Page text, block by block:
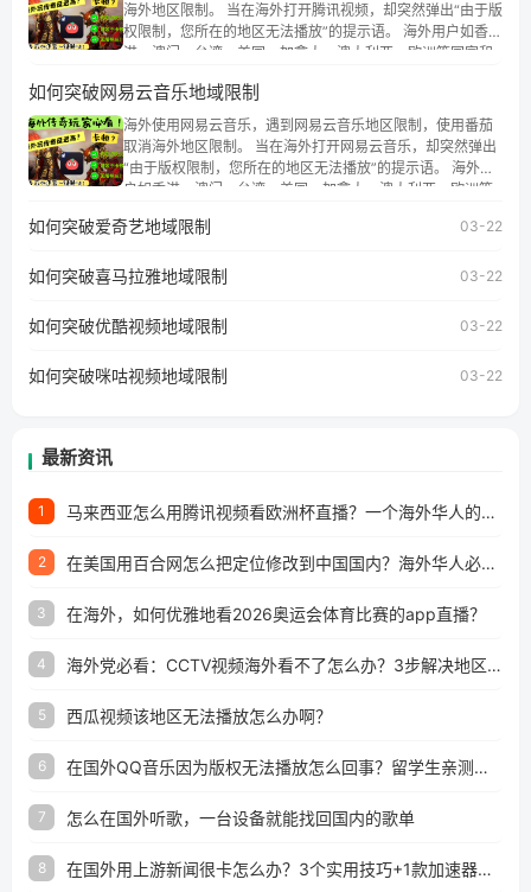
海外地区限制。 当在海外打开腾讯视频，却突然弹出“由于版
权限制，您所在的地区无法播放”的提示语。 海外用户如香
港、澳门、台湾、美国、加拿大、澳大利亚、欧洲等国家和
权限制问题，且仅能在中国大陆地区播放。 遇到这个问题的
朋友们，使用番茄回国加速器，即可解决「海外用户收听腾
讯视频地区版权限制」的问题，无论人在香港、澳门、台
湾、美国、加拿大、澳大利亚、欧洲等国家和地区工作、留
学、定居等，都可以使用，不再因地区和版权限制所困扰。
如何突破网易云音乐地域限制
海外使用网易云音乐，遇到网易云音乐地区限制，使用番茄
取消海外地区限制。 当在海外打开网易云音乐，却突然弹出
“由于版权限制，您所在的地区无法播放”的提示语。 海外用
户如香港、澳门、台湾、美国、加拿大、澳大利亚、欧洲等
地区及版权限制问题，且仅能在中国大陆地区播放。 遇到这
户收听网易云音乐地区版权限制」的问题，无论人在香港、
工作、留学、定居等，都可以使用，不再因地区和版权限制
所困扰。
如何突破爱奇艺地域限制 03-22
如何突破喜马拉雅地域限制 03-22
如何突破优酷视频地域限制 03-22
如何突破咪咕视频地域限制 03-22
最新资讯
1 马来西亚怎么用腾讯视频看欧洲杯直播？一个海外华人的真实困扰与破解
2 在美国用百合网怎么把定位修改到中国国内？海外华人必备的回国加速指南
3 在海外，如何优雅地看2026奥运会体育比赛的app直播？
4 海外党必看：CCTV视频海外看不了怎么办？3步解决地区限制+追剧自由
5 西瓜视频该地区无法播放怎么办啊？
6 在国外QQ音乐因为版权无法播放怎么回事？留学生亲测有效的解决办法
7 怎么在国外听歌，一台设备就能找回国内的歌单
8 在国外用上游新闻很卡怎么办？3个实用技巧+1款加速器解决海外看国内内容难题